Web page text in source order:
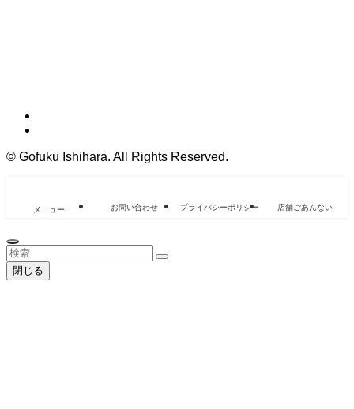
© Gofuku Ishihara. All Rights Reserved.
メニュー お問い合わせ プライバシーポリシー 店舗ごあんない
閉じる